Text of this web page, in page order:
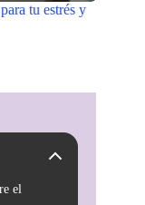
tu estrés y
el